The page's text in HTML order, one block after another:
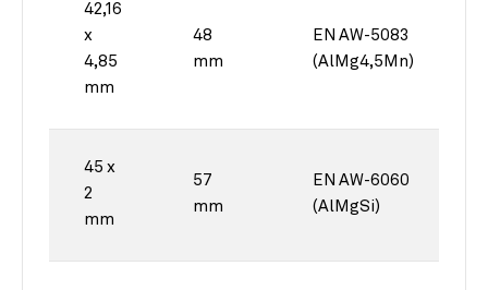
42,16
x
4,85
mm
48
mm
EN AW-5083
(AlMg4,5Mn)
45 x
2
mm
57
mm
EN AW-6060
(AlMgSi)